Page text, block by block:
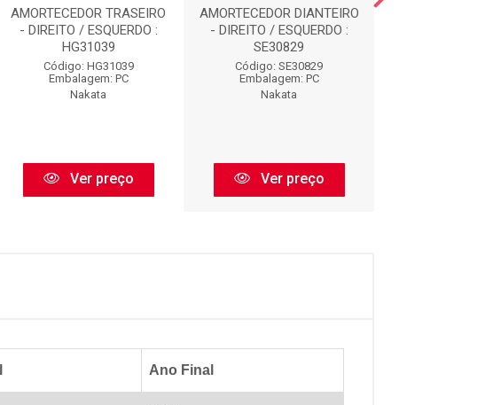
AMORTECEDOR TRASEIRO
- DIREITO / ESQUERDO :
HG31039
Código: HG31039
Embalagem: PC
Nakata
Ver preço
AMORTECEDOR DIANTEIRO
- DIREITO / ESQUERDO :
SE30829
Código: SE30829
Embalagem: PC
Nakata
Ver preço
Ano Final